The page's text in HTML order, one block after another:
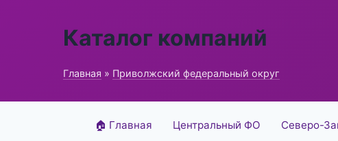
Каталог компаний
Главная » Приволжский федеральный округ
🏠 Главная Центральный ФО Северо-